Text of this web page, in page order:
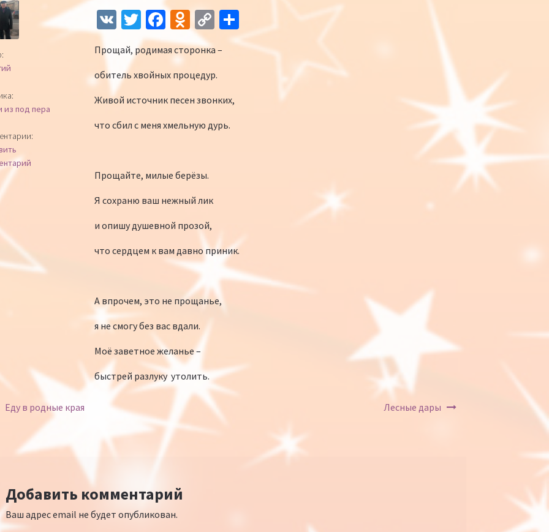
из под пера
V T
wi
tt
er
Fa
ce
b
o
o
k
O
d
n
o
kl
as
sn
C
p
y
Li
n
k
О
т
Прощай, родимая сторонка –
обитель хвойных процедур.
Живой источник песен звонких,
что сбил с меня хмельную дурь.
Прощайте, милые берёзы.
Я сохраню ваш нежный лик
и опишу душевной прозой,
что сердцем к вам давно приник.
А впрочем, это не прощанье,
я не смогу без вас вдали.
Моё заветное желанье –
быстрей разлуку утолить.
Навигация по записям
Еду в родные края Лесные дары
Добавить комментарий
Ваш адрес email не будет опубликован.